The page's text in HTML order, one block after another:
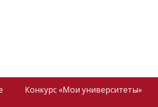
Конкурс «Мои университеты»